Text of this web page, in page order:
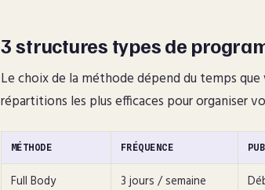
3 structures types de
Le choix de la méthode dépend du temps
répartitions les plus efficaces pour organiser
MÉTHODE FRÉQUENCE
Full Body 3 jours / semaine